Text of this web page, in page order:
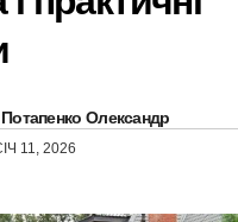
Потапенко Олександр
11, 2026